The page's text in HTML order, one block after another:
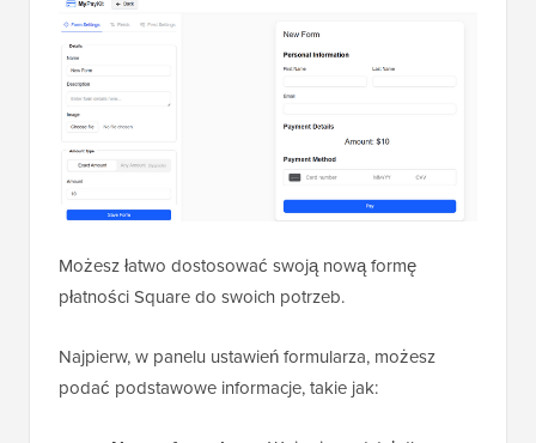
Możesz łatwo dostosować swoją nową formę
płatności Square do swoich potrzeb.
Najpierw, w panelu ustawień formularza, możesz
podać podstawowe informacje, takie jak: